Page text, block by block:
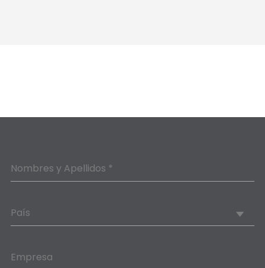
Nombres y Apellidos *
País
Empresa